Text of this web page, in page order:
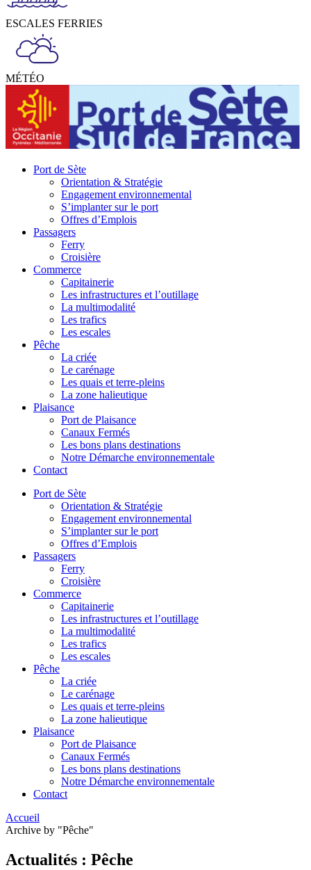
ESCALES FERRIES
MÉTÉO
Port de Sète
Orientation & Stratégie
Engagement environnemental
S’implanter sur le port
Offres d’Emplois
Passagers
Ferry
Croisière
Commerce
Capitainerie
Les infrastructures et l’outillage
La multimodalité
Les trafics
Les escales
Pêche
La criée
Le carénage
Les quais et terre-pleins
La zone halieutique
Plaisance
Port de Plaisance
Canaux Fermés
Les bons plans destinations
Notre Démarche environnementale
Contact
Port de Sète
Orientation & Stratégie
Engagement environnemental
S’implanter sur le port
Offres d’Emplois
Passagers
Ferry
Croisière
Commerce
Capitainerie
Les infrastructures et l’outillage
La multimodalité
Les trafics
Les escales
Pêche
La criée
Le carénage
Les quais et terre-pleins
La zone halieutique
Plaisance
Port de Plaisance
Canaux Fermés
Les bons plans destinations
Notre Démarche environnementale
Contact
Accueil
Archive by "Pêche"
Actualités : Pêche